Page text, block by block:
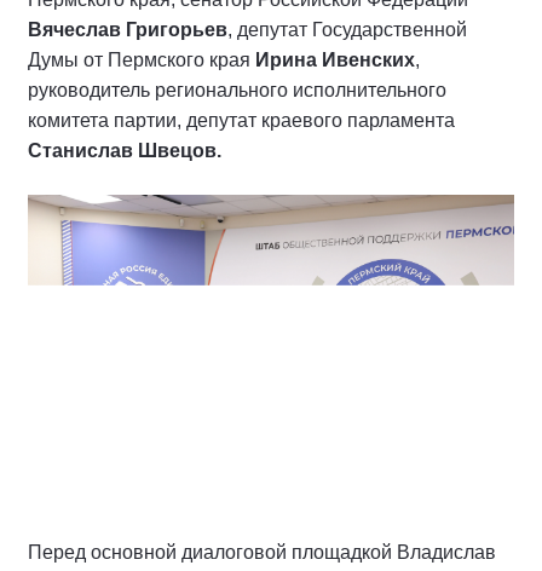
Вячеслав Григорьев, депутат Государственной
Думы от Пермского края Ирина Ивенских,
руководитель регионального исполнительного
комитета партии, депутат краевого парламента
Станислав Швецов.
Перед основной диалоговой площадкой Владислав